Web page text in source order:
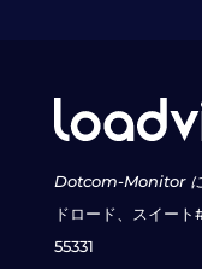
Dotcom-Monitor
ドロード、スイー
55331